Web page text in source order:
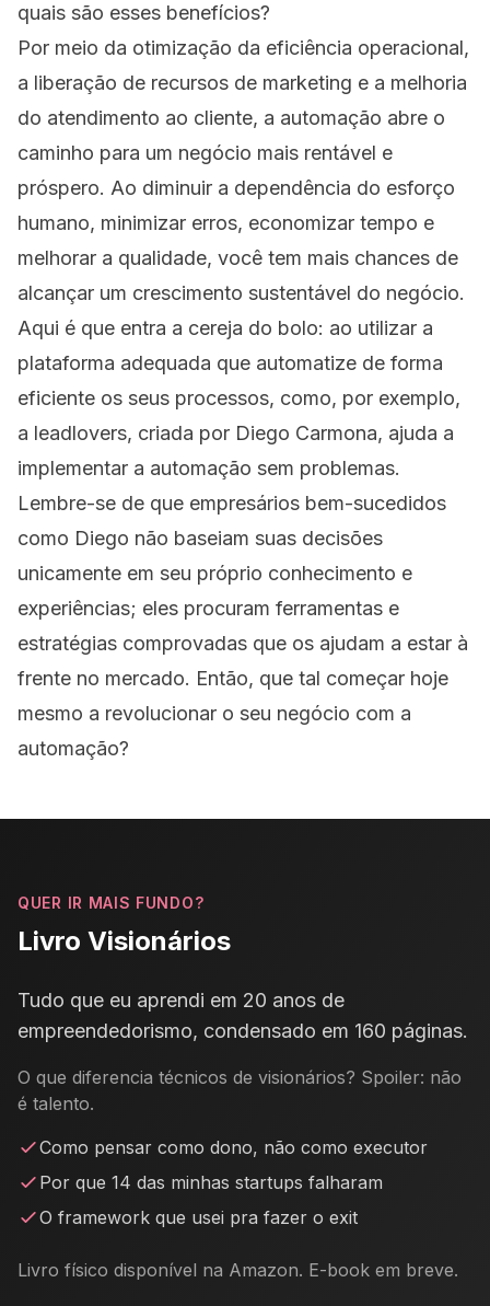
quais são esses benefícios?
Por meio da otimização da eficiência operacional,
a liberação de recursos de marketing e a melhoria
do atendimento ao cliente, a automação abre o
caminho para um negócio mais rentável e
próspero. Ao diminuir a dependência do esforço
humano, minimizar erros, economizar tempo e
melhorar a qualidade, você tem mais chances de
alcançar um crescimento sustentável do negócio.
Aqui é que entra a cereja do bolo: ao utilizar a
plataforma adequada que automatize de forma
eficiente os seus processos, como, por exemplo,
a leadlovers, criada por Diego Carmona, ajuda a
implementar a automação sem problemas.
Lembre-se de que empresários bem-sucedidos
como Diego não baseiam suas decisões
unicamente em seu próprio conhecimento e
experiências; eles procuram ferramentas e
estratégias comprovadas que os ajudam a estar à
frente no mercado. Então, que tal começar hoje
mesmo a revolucionar o seu negócio com a
automação?
QUER IR MAIS FUNDO?
Livro Visionários
Tudo que eu aprendi em 20 anos de
empreendedorismo, condensado em 160 páginas.
O que diferencia técnicos de visionários? Spoiler: não
é talento.
Como pensar como dono, não como executor
Por que 14 das minhas startups falharam
O framework que usei pra fazer o exit
Livro físico disponível na Amazon. E-book em breve.